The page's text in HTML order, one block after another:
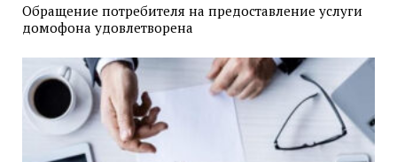
Обращение потребителя на предоставление услуги
домофона удовлетворена